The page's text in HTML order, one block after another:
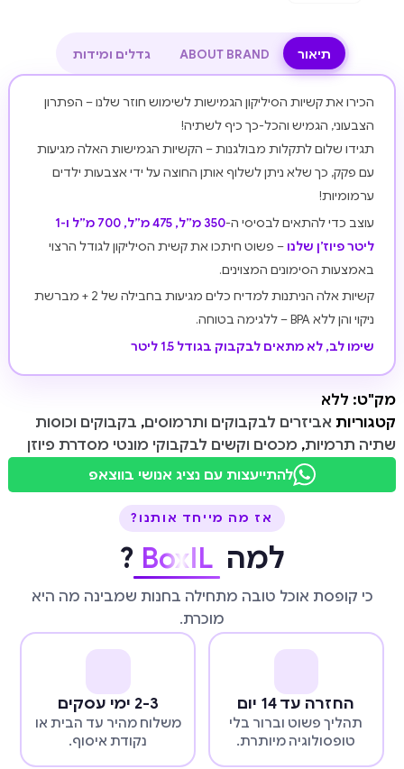
תיאור ABOUT BRAND גדלים ומידות
הכירו את קשיות הסיליקון הגמישות לשימוש חוזר שלנו – הפתרון
הצבעוני, הגמיש והכל-כך כיף לשתיה!
תגידו שלום לתקלות מבולגנות – הקשיות הגמישות האלה מגיעות
עם פקק, כך שלא ניתן לשלוף אותן החוצה על ידי אצבעות ילדים
ערמומיות!
עוצב כדי להתאים לבסיסי ה-
350 מ”ל, 475 מ”ל, 700 מ”ל ו-1
ליטר פיוז’ן שלנו – פשוט חיתכו את קשית הסיליקון לגודל הרצוי
באמצעות הסימונים המצוינים.
קשיות אלה הניתנות למדיח כלים מגיעות בחבילה של 2 + מברשת
ניקוי והן ללא BPA – ללגימה בטוחה.
שימו לב, לא מתאים לבקבוק בגודל 1.5 ליטר
מק"ט: ללא
קטגוריות אביזרים לבקבוקים ותרמוסים, בקבוקים וכוסות
שתיה תרמיות, מכסים וקשים לבקבוקי מונטי מסדרת פיוזן
להתייעצות עם נציג אנושי בווצאפ
אז מה מייחד אותנו?
למה BoxIL
?
כי קופסת אוכל טובה מתחילה בחנות שמבינה מה היא
מוכרת.
החזרה עד 14 יום
תהליך פשוט וברור בלי
טופסולוגיה מיותרת.
2-3 ימי עסקים
משלוח מהיר עד הבית או
נקודת איסוף.